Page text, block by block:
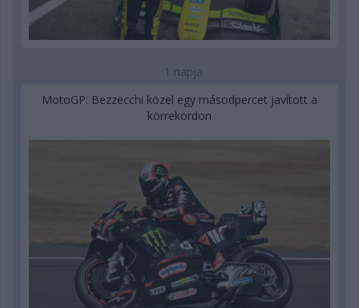
1 napja
MotoGP: Bezzecchi közel egy másodpercet javított a
körrekordon